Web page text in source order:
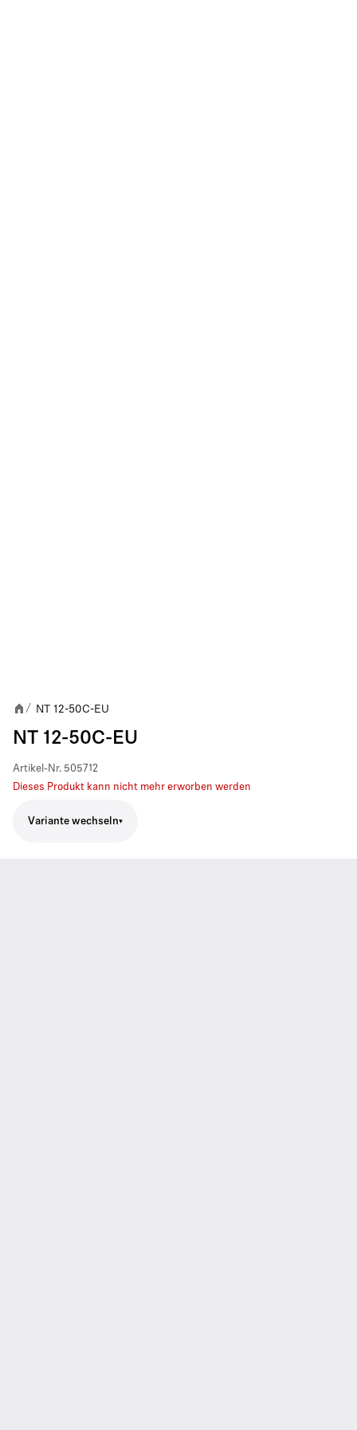
/ NT 12-50C-EU
NT 12-50C-EU
Artikel-Nr. 505712
Dieses Produkt kann nicht mehr erworben werden
Variante wechseln